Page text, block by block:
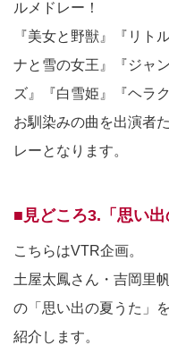
ルメドレー！
『美女と野獣』『リト
ナと雪の女王』『ジャ
ズ』『白雪姫』『ヘラ
お馴染みの曲を出演者
レーとなります。
■見どころ3.「思い
こちらはVTR企画。
土屋太鳳さん・吉岡里
の「思い出の夏うた」
紹介します。